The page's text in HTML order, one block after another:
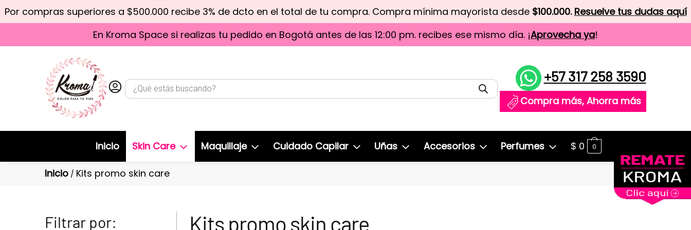
Por compras superiores a $500.000 recibe 3% de dcto en el total de tu compra. Compra mínima mayorista desde $100.000. Resuelve tus dudas aquí
En Kroma Space si realizas tu pedido en Bogotá antes de las 12:00 pm. recibes ese mismo día. ¡Aprovecha ya!
+57 317 258 3590
Compra más, Ahorra más
Inicio Skin Care Maquillaje Cuidado Capilar Uñas Accesorios Perfumes $ 0 0
Inicio / Kits promo skin care
Kits promo skin care
Filtrar por: